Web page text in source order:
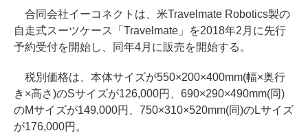
合同会社イーコネクトは、米Travelmate Robotics製の
自走式スーツケース「Travelmate」を2018年2月に先行
予約受付を開始し、同年4月に販売を開始する。
税別価格は、本体サイズが550×200×400mm(幅×奥行
き×高さ)のSサイズが126,000円、690×290×490mm(同)
のMサイズが149,000円、750×310×520mm(同)のLサイズ
が176,000円。